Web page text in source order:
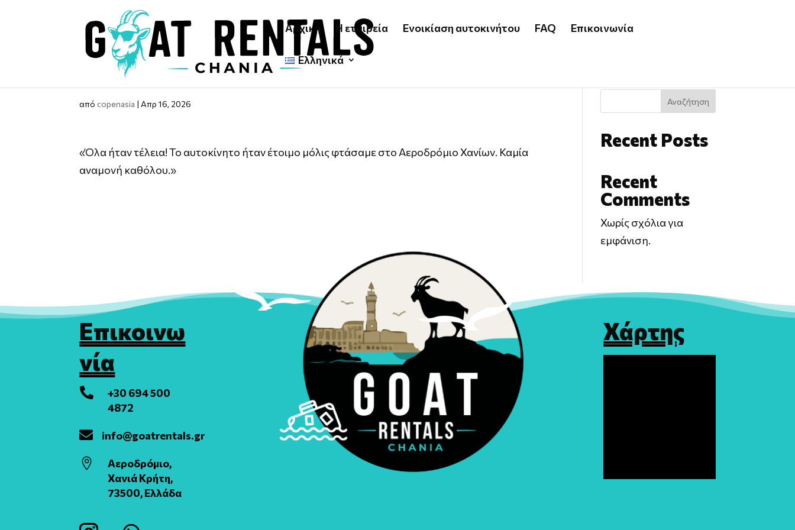
Αρχική Η εταιρεία Ενοικίαση αυτοκινήτου FAQ Επικοινωνία
Ελληνικά
απόcopenasia | Απρ 16, 2026
«Όλα ήταν τέλεια! Το αυτοκίνητο ήταν έτοιμο μόλις φτάσαμε στο Αεροδρόμιο Χανίων. Καμία
αναμονή καθόλου.»
Αναζήτηση
Recent Posts
Recent
Comments
Χωρίς σχόλια για
εμφάνιση.
Επικοινω
νία

+30 694 500
4872
 info@goatrentals.gr

Αεροδρόμιο,
Χανιά Κρήτη,
73500, Ελλάδα
Χάρτης